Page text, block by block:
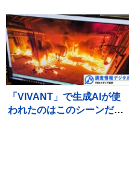
なのですね～♪（＾Ｏ＾）」
【ニャンちゅう】
「VIVANT」で生成AIが使
われたのはこのシーンだ！